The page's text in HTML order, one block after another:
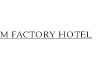
FACTORY HOTEL